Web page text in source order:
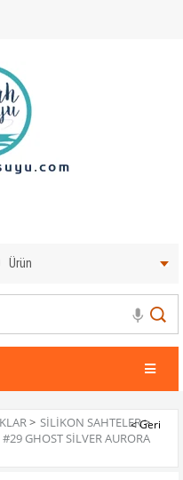
Ürün
> SILIKON SAHTELER>
GHOST SILVER AURORA